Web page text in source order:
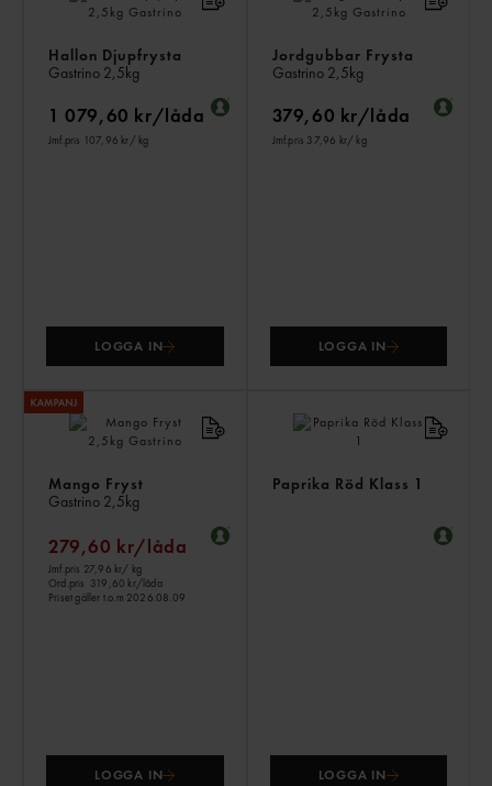
Hallon Djupfrysta
Gastrino 2,5kg
1 079,60 kr/låda
Jmf.pris 107,96 kr/ kg
LOGGA IN
Jordgubbar Frysta
Gastrino 2,5kg
379,60 kr/låda
Jmf.pris 37,96 kr/ kg
LOGGA IN
Mango Fryst
Gastrino 2,5kg
279,60 kr/låda
Jmf.pris 27,96 kr/ kg
Ord.pris 319,60 kr/låda
Priset gäller t.o.m 2026.08.09
LOGGA IN
Paprika Röd Klass 1
LOGGA IN